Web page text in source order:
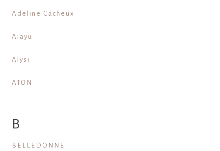
Adeline Cacheux
Aiayu
Alysi
ATON
B
BELLEDONNE